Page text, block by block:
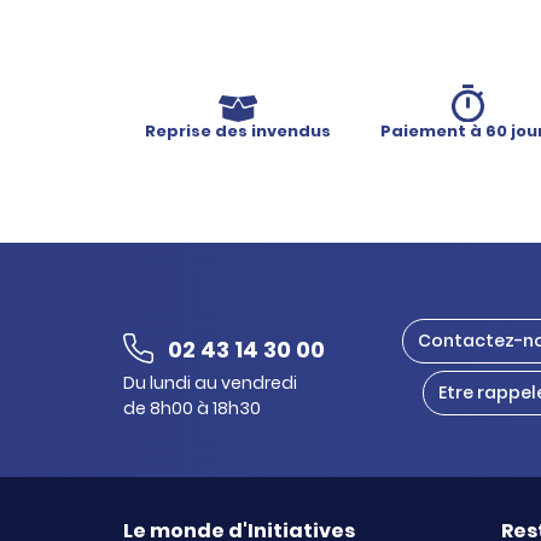
Reprise des invendus Paiement à 60
02 43 14 30 00
Du lundi au vendredi
de 8h00 à 18h30
Contactez-
Etre
Le monde d'Initiatives